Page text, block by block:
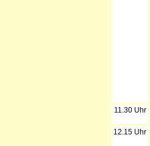
11.30 Uhr
12.15 Uhr